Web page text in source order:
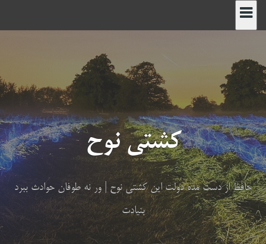
پرش
به
کشتی نوح
حافظ از دست مده دولت این کشتی نوح | ور نه طوفان حوادث ببرد
بنیادت